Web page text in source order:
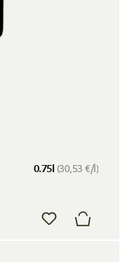
0.75l (30,53 €/l)